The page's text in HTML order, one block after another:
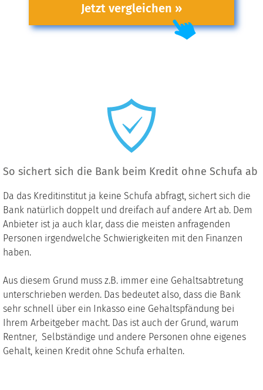
Jetzt vergleichen »
So sichert sich die Bank beim Kredit ohne Schufa ab
Da das Kreditinstitut ja keine Schufa abfragt, sichert sich die
Bank natürlich doppelt und dreifach auf andere Art ab. Dem
Anbieter ist ja auch klar, dass die meisten anfragenden
Personen irgendwelche Schwierigkeiten mit den Finanzen
haben.
Aus diesem Grund muss z.B. immer eine Gehaltsabtretung
unterschrieben werden. Das bedeutet also, dass die Bank
sehr schnell über ein Inkasso eine Gehaltspfändung bei
Ihrem Arbeitgeber macht. Das ist auch der Grund, warum
Rentner, Selbständige und andere Personen ohne eigenes
Gehalt, keinen Kredit ohne Schufa erhalten.